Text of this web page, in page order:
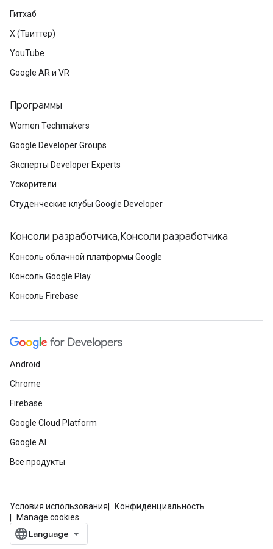
Гитхаб
X (Твиттер)
YouTube
Google AR и VR
Программы
Women Techmakers
Google Developer Groups
Эксперты Developer Experts
Ускорители
Студенческие клубы Google Developer
Консоли разработчика,Консоли разработчика
Консоль облачной платформы Google
Консоль Google Play
Консоль Firebase
Android
Chrome
Firebase
Google Cloud Platform
Google AI
Все продукты
Условия использования
Конфиденциальность
Manage cookies